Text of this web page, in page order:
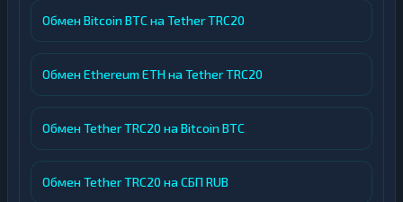
Обмен Bitcoin BTC на Tether TRC20
Обмен Ethereum ETH на Tether TRC20
Обмен Tether TRC20 на Bitcoin BTC
Обмен Tether TRC20 на СБП RUB